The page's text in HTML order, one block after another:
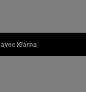
Voir la collection